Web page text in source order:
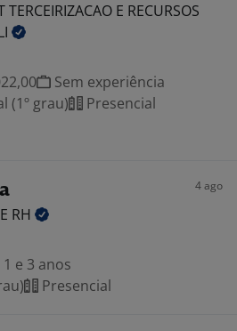
E RECURSOS
Sem experiência
(1º grau)
Presencial
4 ago
RH
e 3 anos
Presencial